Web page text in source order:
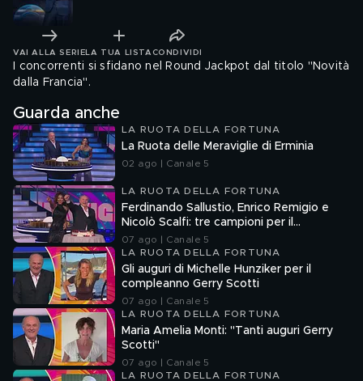
VAI ALLA SERIE LA TUA LISTA CONDIVIDI
I concorrenti si sfidano nel Round Jackpot dal titolo "Novità
dalla Francia".
Guarda anche
LA RUOTA DELLA FORTUNA
La Ruota delle Meraviglie di Erminia
02 ago | Canale 5
LA RUOTA DELLA FORTUNA
Ferdinando Sallustio, Enrico Remigio e
Nicolò Scalfi: tre campioni per il
compleanno di Gerry Scotti
07 ago | Canale 5
LA RUOTA DELLA FORTUNA
Gli auguri di Michelle Hunziker per il
compleanno Gerry Scotti
07 ago | Canale 5
LA RUOTA DELLA FORTUNA
Maria Amelia Monti: "Tanti auguri Gerry
Scotti"
07 ago | Canale 5
LA RUOTA DELLA FORTUNA